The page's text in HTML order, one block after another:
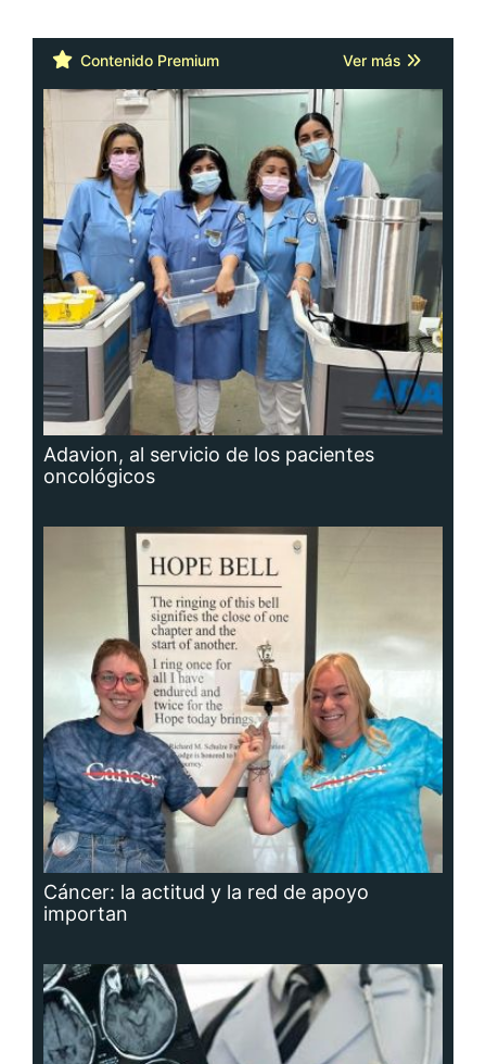
Contenido Premium Ver más
Adavion, al servicio de los pacientes
oncológicos
Cáncer: la actitud y la red de apoyo
importan